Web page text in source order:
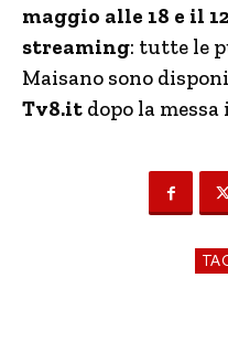
maggio alle 18 e il
streaming: tutte le
Maisano sono
Tv8.it dopo la messa